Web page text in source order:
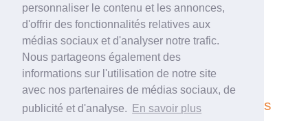
personnaliser le contenu et les annonces,
d'offrir des fonctionnalités relatives aux
médias sociaux et d'analyser notre trafic.
Nous partageons également des
informations sur l'utilisation de notre site
avec nos partenaires de médias sociaux, de
publicité et d'analyse.
En savoir plus
© 2010-2022 –BPJEPS
Plan du site
À propos…
Posez vos questions Partenaires